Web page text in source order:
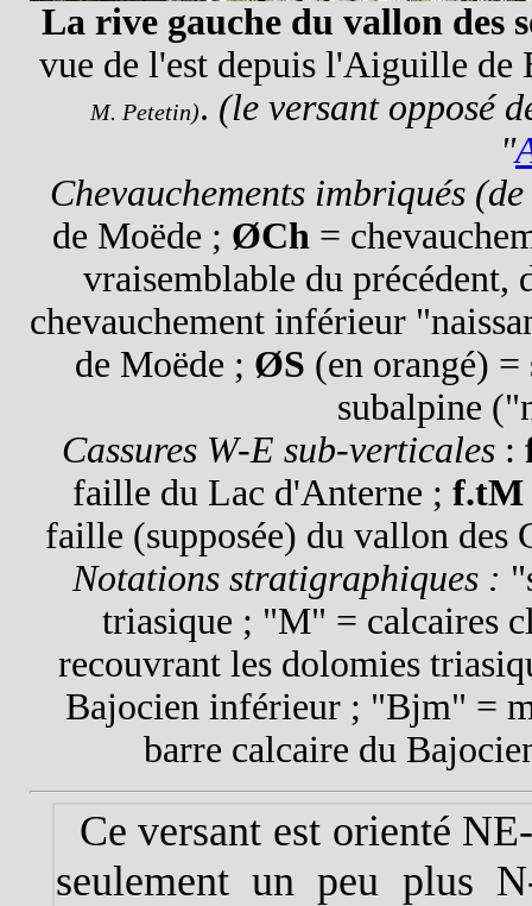
La rive gauche du vallon des
vue de l'est depuis l'Aiguille de
M. Petetin). (le versant opposé
"
Chevauchements imbriqués
de Moëde ; ØCh=
vraisemblable du
chevauchement inférieur
de Moëde ; ØS (en orangé) =
subalpine
Cassures W-E sub-verticales :
faille du Lac d'Anterne ; f.tM
faille (supposée) du vallon des
Notations stratigraphiques :
triasique ; "M" = calcaires
recouvrant les dolomies
Bajocien inférieur ; "Bjm" =
barre calcaire du
Ce versant est orienté
seulement un peu plus